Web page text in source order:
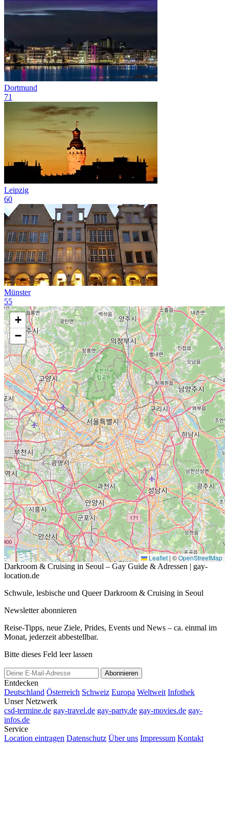
Dortmund
71
Leipzig
60
Münster
55
+
−
Leaflet | ©OpenStreetMap
Darkroom & Cruising in Seoul – Gay Guide & Adressen | gay-
location.de
Schwule, lesbische und Queer Darkroom & Cruising in Seoul
Newsletter abonnieren
Reise-Tipps, neue Ziele, Prides, Events und News – ca. einmal im
Monat, jederzeit abbestellbar.
Bitte dieses Feld leer lassen
Abonnieren
Entdecken
Deutschland Österreich Schweiz Europa Weltweit Infothek
Unser Netzwerk
csd-termine.de gay-travel.de gay-party.de gay-movies.de gay-
infos.de
Service
Location eintragen Datenschutz Über uns Impressum Kontakt